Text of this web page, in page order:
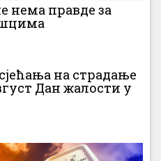
нема правде за
на страдање
Дан жалости у